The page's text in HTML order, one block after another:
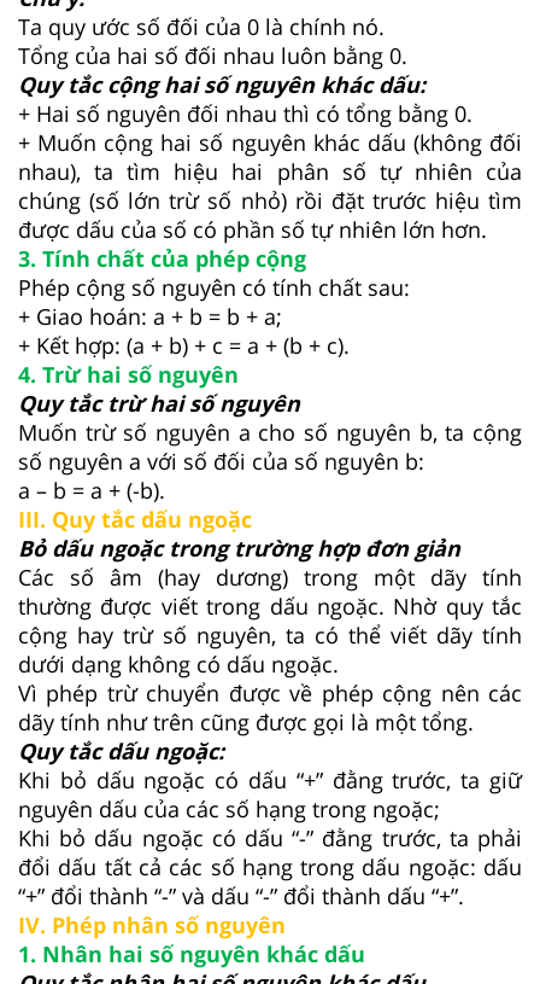
Ta quy ước số đối của 0 là chính nó.
Tổng của hai số đối nhau luôn bằng 0.
Quy tắc cộng hai số nguyên khác dấu:
+ Hai số nguyên đối nhau thì có tổng bằng 0.
+ Muốn cộng hai số nguyên khác dấu (không đối
nhau), ta tìm hiệu hai phân số tự nhiên của
chúng (số lớn trừ số nhỏ) rồi đặt trước hiệu tìm
được dấu của số có phần số tự nhiên lớn hơn.
3. Tính chất của phép cộng
Phép cộng số nguyên có tính chất sau:
+ Giao hoán: a + b = b + a;
+ Kết hợp: (a + b) + c = a + (b + c).
4. Trừ hai số nguyên
Quy tắc trừ hai số nguyên
Muốn trừ số nguyên a cho số nguyên b, ta cộng
số nguyên a với số đối của số nguyên b:
a – b = a + (-b).
III. Quy tắc dấu ngoặc
Bỏ dấu ngoặc trong trường hợp đơn giản
Các số âm (hay dương) trong một dãy tính
thường được viết trong dấu ngoặc. Nhờ quy tắc
cộng hay trừ số nguyên, ta có thể viết dãy tính
dưới dạng không có dấu ngoặc.
Vì phép trừ chuyển được về phép cộng nên các
dãy tính như trên cũng được gọi là một tổng.
Quy tắc dấu ngoặc:
Khi bỏ dấu ngoặc có dấu “+” đằng trước, ta giữ
nguyên dấu của các số hạng trong ngoặc;
Khi bỏ dấu ngoặc có dấu “-” đằng trước, ta phải
đổi dấu tất cả các số hạng trong dấu ngoặc: dấu
“+” đổi thành “-” và dấu “-” đổi thành dấu “+”.
IV. Phép nhân số nguyên
1. Nhân hai số nguyên khác dấu